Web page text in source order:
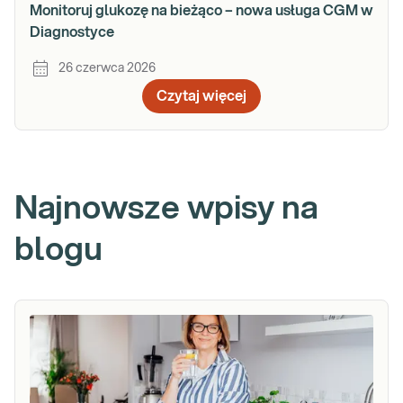
Monitoruj glukozę na bieżąco – nowa usługa CGM w
Diagnostyce
26 czerwca 2026
Czytaj więcej
Najnowsze wpisy na
blogu